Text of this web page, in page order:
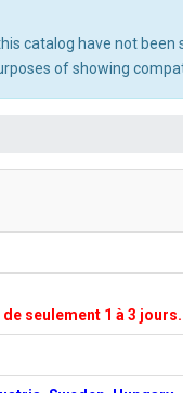
catalog have not been
of showing
seulement 1 à 3 jours.